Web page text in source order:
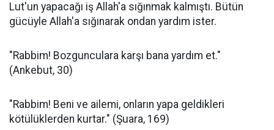
Lut'un yapacağı iş Allah'a sığınmak kalmıştı. Bütün
gücüyle Allah'a sığınarak ondan yardım ister.
"Rabbim! Bozgunculara karşı bana yardım et."
(Ankebut, 30)
"Rabbim! Beni ve ailemi, onların yapa geldikleri
kötülüklerden kurtar." (Şuara, 169)